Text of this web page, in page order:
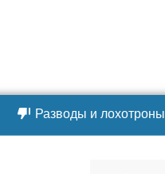
Разводы и лохотроны